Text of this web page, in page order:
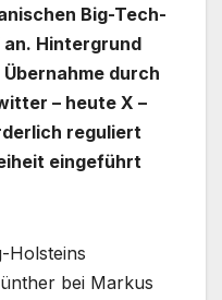
Big-Tech-
an. Hintergrund
durch
– heute X –
reguliert
eingeführt
Holsteins
bei Markus